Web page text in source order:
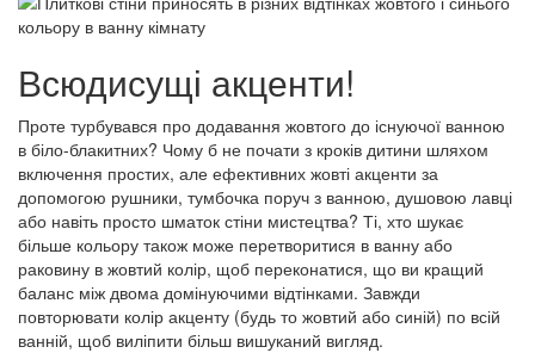
Всюдисущі акценти!
Проте турбувався про додавання жовтого до існуючої ванною
в біло-блакитних? Чому б не почати з кроків дитини шляхом
включення простих, але ефективних жовті акценти за
допомогою рушники, тумбочка поруч з ванною, душовою лавці
або навіть просто шматок стіни мистецтва? Ті, хто шукає
більше кольору також може перетворитися в ванну або
раковину в жовтий колір, щоб переконатися, що ви кращий
баланс між двома домінуючими відтінками. Завжди
повторювати колір акценту (будь то жовтий або синій) по всій
ванній, щоб виліпити більш вишуканий вигляд.